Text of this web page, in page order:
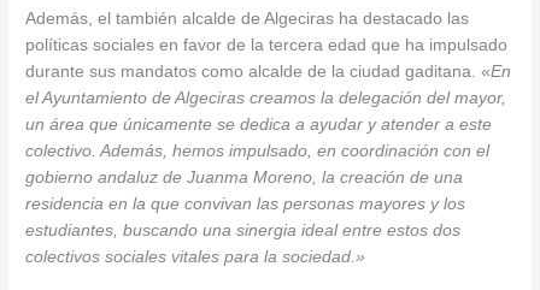
Además, el también alcalde de Algeciras ha destacado las
políticas sociales en favor de la tercera edad que ha impulsado
durante sus mandatos como alcalde de la ciudad gaditana. «En
el Ayuntamiento de Algeciras creamos la delegación del mayor,
un área que únicamente se dedica a ayudar y atender a este
colectivo. Además, hemos impulsado, en coordinación con el
gobierno andaluz de Juanma Moreno, la creación de una
residencia en la que convivan las personas mayores y los
estudiantes, buscando una sinergia ideal entre estos dos
colectivos sociales vitales para la sociedad.»